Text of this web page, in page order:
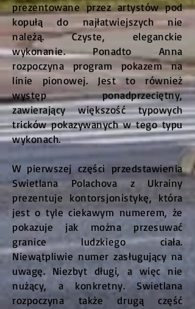
prezentowane przez artystów pod
kopułą do najłatwiejszych nie
należą. Czyste, eleganckie
wykonanie. Ponadto Anna
rozpoczyna program pokazem na
linie pionowej. Jest to również
występ ponadprzeciętny,
zawierający większość typowych
tricków pokazywanych w tego typu
wykonach.
W pierwszej części przedstawienia
Swietlana Polachova z Ukrainy
prezentuje kontorsjonistykę, która
jest o tyle ciekawym numerem, że
pokazuje jak można przesuwać
granice ludzkiego ciała.
Niewątpliwie numer zasługujący na
uwagę. Niezbyt długi, a więc nie
nużący, a konkretny. Swietlana
rozpoczyna także drugą część